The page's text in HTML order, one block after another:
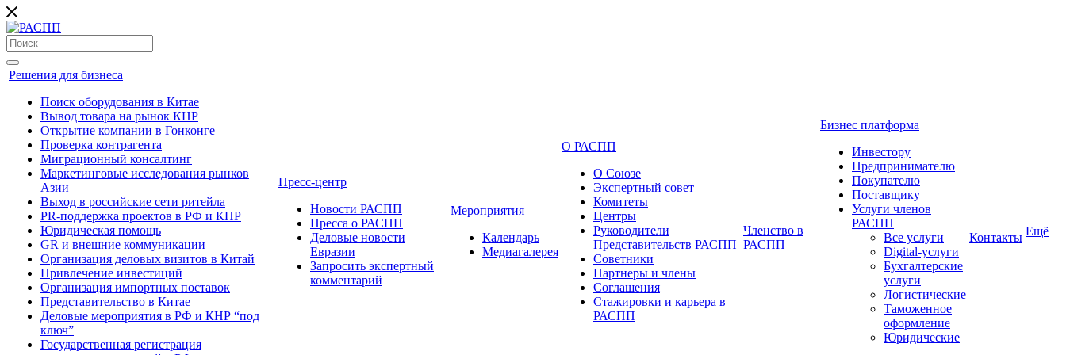
Решения для бизнеса
Поиск оборудования в Китае
Вывод товара на рынок КНР
Открытие компании в Гонконге
Проверка контрагента
Миграционный консалтинг
Маркетинговые исследования рынков
Азии
Выход в российские сети ритейла
PR-поддержка проектов в РФ и КНР
Юридическая помощь
GR и внешние коммуникации
Организация деловых визитов в Китай
Привлечение инвестиций
Организация импортных поставок
Представительство в Китае
Деловые мероприятия в РФ и КНР “под
ключ”
Государственная регистрация
Пресс-центр
Новости РАСПП
Пресса о РАСПП
Деловые новости
Евразии
Запросить экспертный
комментарий
Мероприятия
Календарь
Медиагалерея
О РАСПП
О Союзе
Экспертный совет
Комитеты
Центры
Руководители
Представительств РАСПП
Советники
Партнеры и члены
Соглашения
Стажировки и карьера в
РАСПП
Членство в
РАСПП
Бизнес платформа
Инвестору
Предпринимателю
Покупателю
Поставщику
Услуги членов
РАСПП
Все услуги
Digital-услуги
Бухгалтерские
услуги
Логистические
Таможенное
оформление
Юридические
Контакты Ещё